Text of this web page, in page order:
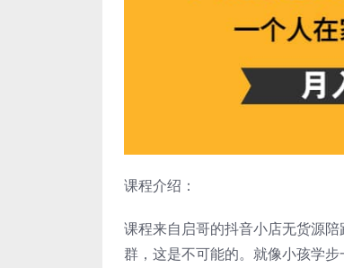
课程介绍：
课程来自启哥的抖音小店无货源
群，这是不可能的。就像小孩学